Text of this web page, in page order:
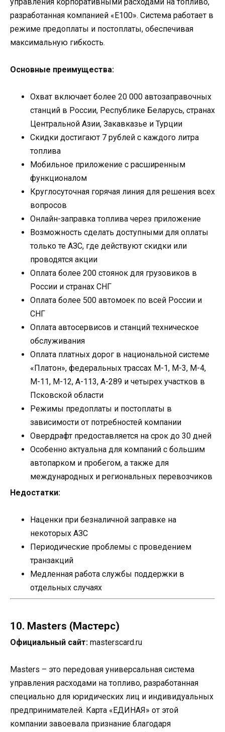
разработанная компанией «Е100». Система работает в
режиме предоплаты и постоплаты, обеспечивая
максимальную гибкость.
Основные преимущества:
Охват включает более 20 000 автозаправочных
станций в России, Республике Беларусь, странах
Центральной Азии, Закавказье и Турции
Скидки достигают 7 рублей с каждого литра
топлива
Мобильное приложение с расширенным
функционалом
Круглосуточная горячая линия для решения всех
вопросов
Онлайн-заправка топлива через приложение
Возможность сделать доступными для оплаты
только те АЗС, где действуют скидки или
проводятся акции
Оплата более 200 стоянок для грузовиков в
России и странах СНГ
Оплата более 500 автомоек по всей России и
СНГ
Оплата автосервисов и станций техническое
обслуживания
Оплата платных дорог в национальной системе
«Платон», федеральных трассах М-1, М-3, М-4,
М-11, М-12, А-113, А-289 и четырех участков в
Псковской области
Режимы предоплаты и постоплаты в
зависимости от потребностей компании
Овердрафт предоставляется на срок до 30 дней
Особенно актуальна для компаний с большим
автопарком и пробегом, а также для
международных и региональных перевозчиков
Недостатки:
Наценки при безналичной заправке на
некоторых АЗС
Периодические проблемы с проведением
транзакций
Медленная работа службы поддержки в
отдельных случаях
10. Masters (Мастерс)
Официальный сайт: masterscard.ru
Masters – это передовая универсальная система
управления расходами на топливо, разработанная
специально для юридических лиц и индивидуальных
предпринимателей. Карта «ЕДИНАЯ» от этой
компании завоевала признание благодаря